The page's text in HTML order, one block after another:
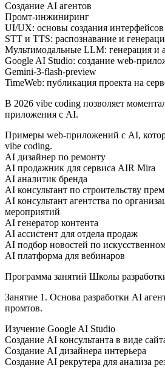
Создание AI агентов
Промт-инжиниринг
UI/UX: основы создания интерфейсов
STT и TTS: распознавание и
Мультимодальные LLM: генерация и
Google AI Studio: создание web-
Gemini-3-flash-preview
TimeWeb: публикация проекта на
В 2026 vibe coding позволяет
приложения с AI.
Примеры web-приложений с AI,
vibe coding.
AI дизайнер по ремонту
AI продажник для сервиса AIR Mira
AI аналитик бренда
AI консультант по строительству
AI консультант агентства по
мероприятий
AI генератор контента
AI ассистент для отдела продаж
AI подбор новостей по
AI платформа для вебинаров
Программа занятий Школы
Занятие 1. Основа разработки AI
промтов.
Изучение Google AI Studio
Создание AI консультанта в виде
Создание AI дизайнера интерьера
Создание AI рекрутера для анализа